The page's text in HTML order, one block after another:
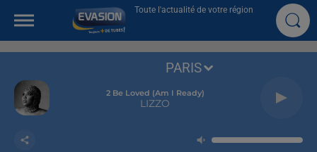
Toute l'actualité de votre région
2 Be Loved (am I Ready)
LIZZO
PARIS